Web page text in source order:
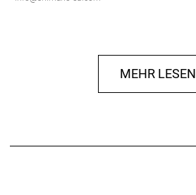
MEHR LESEN